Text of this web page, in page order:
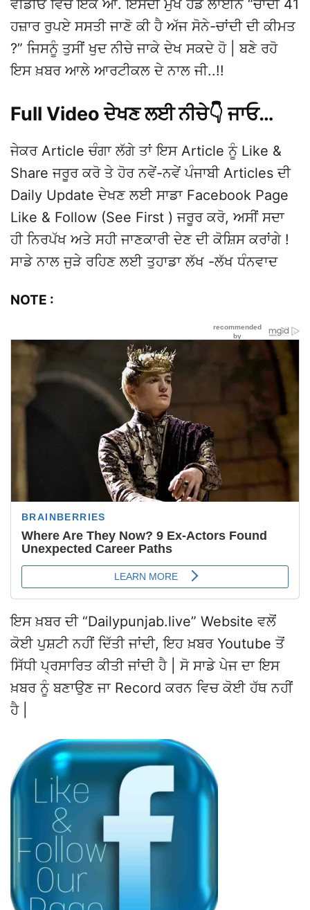
ਵੀਡੀਓ ਵਿੱਚੋ ਇਕ ਆ. ਇਸਦੀ ਮੁੱਖ ਹੈਡ ਲਾਈਨ “ਚਾਂਦੀ 41
ਹਜ਼ਾਰ ਰੁਪਏ ਸਸਤੀ ਜਾਣੋ ਕੀ ਹੈ ਅੱਜ ਸੋਨੇ-ਚਾਂਦੀ ਦੀ ਕੀਮਤ
?” ਜਿਸਨੂੰ ਤੁਸੀਂ ਖੁਦ ਨੀਚੇ ਜਾਕੇ ਦੇਖ ਸਕਦੇ ਹੋ | ਬਣੇ ਰਹੋ
ਇਸ ਖ਼ਬਰ ਆਲੇ ਆਰਟੀਕਲ ਦੇ ਨਾਲ ਜੀ..!!
Full Video ਦੇਖਣ ਲਈ ਨੀਚੇ👇 ਜਾਓ…
ਜੇਕਰ Article ਚੰਗਾ ਲੱਗੇ ਤਾਂ ਇਸ Article ਨੂੰ Like &
Share ਜਰੂਰ ਕਰੋ ਤੇ ਹੋਰ ਨਵੇਂ-ਨਵੇਂ ਪੰਜਾਬੀ Articles ਦੀ
Daily Update ਦੇਖਣ ਲਈ ਸਾਡਾ Facebook Page
Like & Follow (See First ) ਜਰੂਰ ਕਰੋ, ਅਸੀਂ ਸਦਾ
ਹੀ ਨਿਰਪੱਖ ਅਤੇ ਸਹੀ ਜਾਣਕਾਰੀ ਦੇਣ ਦੀ ਕੋਸ਼ਿਸ ਕਰਾਂਗੇ !
ਸਾਡੇ ਨਾਲ ਜੁੜੇ ਰਹਿਣ ਲਈ ਤੁਹਾਡਾ ਲੱਖ -ਲੱਖ ਧੰਨਵਾਦ
NOTE :
ਇਸ ਖ਼ਬਰ ਦੀ “Dailypunjab.live” Website ਵਲੋਂ
ਕੋਈ ਪੁਸ਼ਟੀ ਨਹੀਂ ਦਿੱਤੀ ਜਾਂਦੀ, ਇਹ ਖ਼ਬਰ Youtube ਤੋਂ
ਸਿੱਧੀ ਪ੍ਰਸਾਰਿਤ ਕੀਤੀ ਜਾਂਦੀ ਹੈ | ਸੋ ਸਾਡੇ ਪੇਜ ਦਾ ਇਸ
ਖ਼ਬਰ ਨੂੰ ਬਣਾਉਣ ਜਾ Record ਕਰਨ ਵਿਚ ਕੋਈ ਹੱਥ ਨਹੀਂ
ਹੈ |